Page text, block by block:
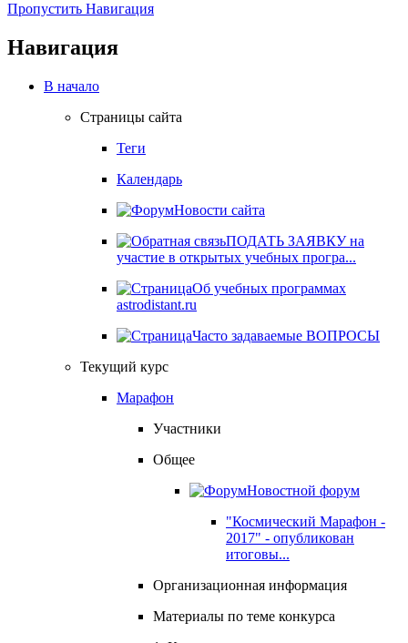
Пропустить Навигация
Навигация
В начало
Страницы сайта
Теги
Календарь
Новости сайта
ПОДАТЬ ЗАЯВКУ на
участие в открытых учебных програ...
Об учебных программах
astrodistant.ru
Часто задаваемые ВОПРОСЫ
Текущий курс
Марафон
Участники
Общее
Новостной форум
"Космический Марафон -
2017" - опубликован
итоговы...
Организационная информация
Материалы по теме конкурса